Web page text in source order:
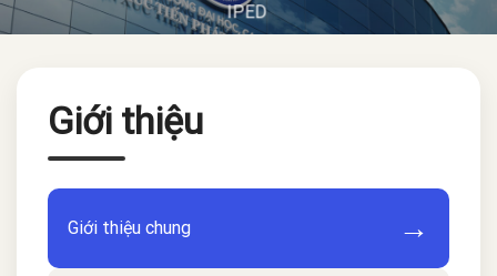
IPED
Giới thiệu
Giới thiệu chung →